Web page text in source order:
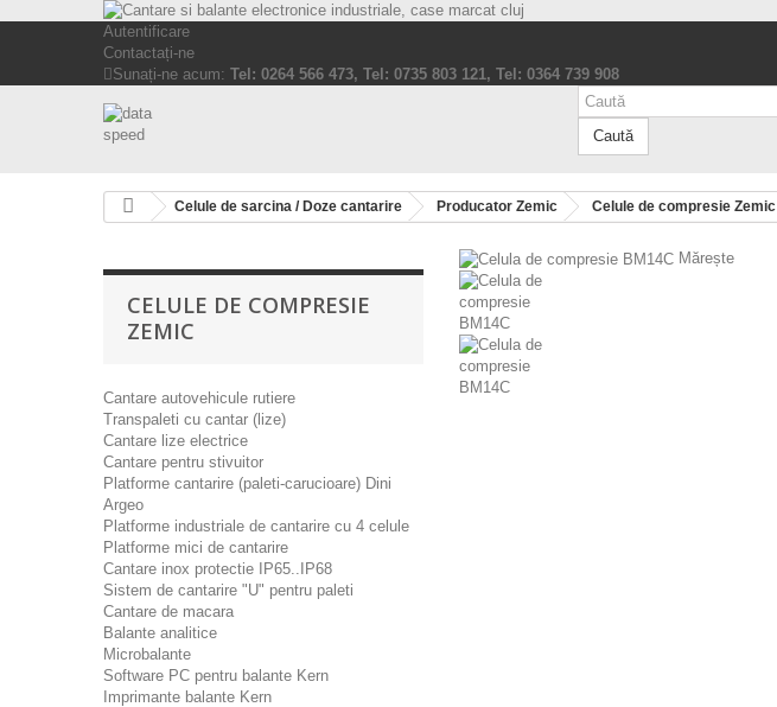
Autentificare
Contactați-ne
Sunați-ne acum: Tel: 0264 566 473, Tel: 0735 803 121, Tel: 0364 739 908
Caută
Celule de sarcina / Doze cantarire Producator Zemic Celule de compresie Zemic
CELULE DE COMPRESIE
ZEMIC
Cantare autovehicule rutiere
Transpaleti cu cantar (lize)
Cantare lize electrice
Cantare pentru stivuitor
Platforme cantarire (paleti-carucioare) Dini
Argeo
Platforme industriale de cantarire cu 4 celule
Platforme mici de cantarire
Cantare inox protectie IP65..IP68
Sistem de cantarire "U" pentru paleti
Cantare de macara
Balante analitice
Microbalante
Software PC pentru balante Kern
Imprimante balante Kern
Mărește